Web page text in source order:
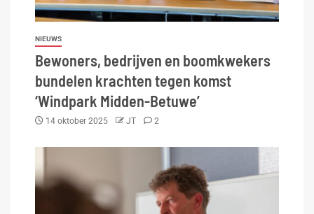
NIEUWS
Bewoners, bedrijven en boomkwekers
bundelen krachten tegen komst
‘Windpark Midden-Betuwe’
14 oktober 2025 JT 2